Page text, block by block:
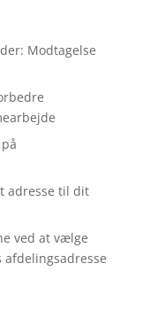
Modtagelse
adresse til dit
ved at vælge
afdelingsadresse